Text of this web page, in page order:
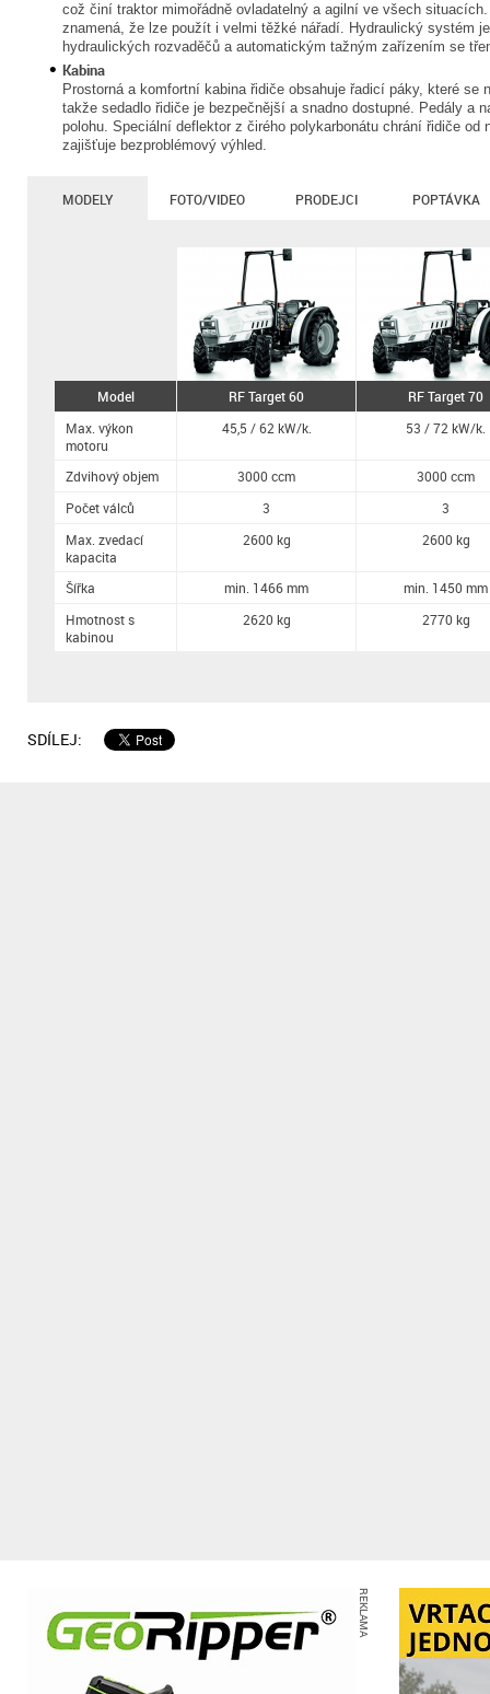
což činí traktor mimořádně ovladatelný a agilní ve všech
znamená, že lze použít i velmi těžké nářadí. Hydraulický systém
hydraulických rozvaděčů a automatickým tažným zařízením se
Kabina
Prostorná a komfortní kabina řidiče obsahuje řadicí páky, které se
takže sedadlo řidiče je bezpečnější a snadno dostupné. Pedály a
polohu. Speciální deflektor z čirého polykarbonátu chrání řidiče od
zajišťuje bezproblémový výhled.
MODELY FOTO/VIDEO PRODEJCI POPTÁVKA
Model
Max. výkon
motoru
Zdvihový objem
Počet válců
Max. zvedací
kapacita
Šířka
Hmotnost s
kabinou
RF Target 60
RF Target 70
45,5 / 62 kW/k.
53 / 72 kW/k.
3000 ccm
3000 ccm
3
3
2600 kg
2600 kg
min. 1466 mm
min. 1450 mm
2620 kg
2770 kg
SDÍLEJ:
REKLAMA